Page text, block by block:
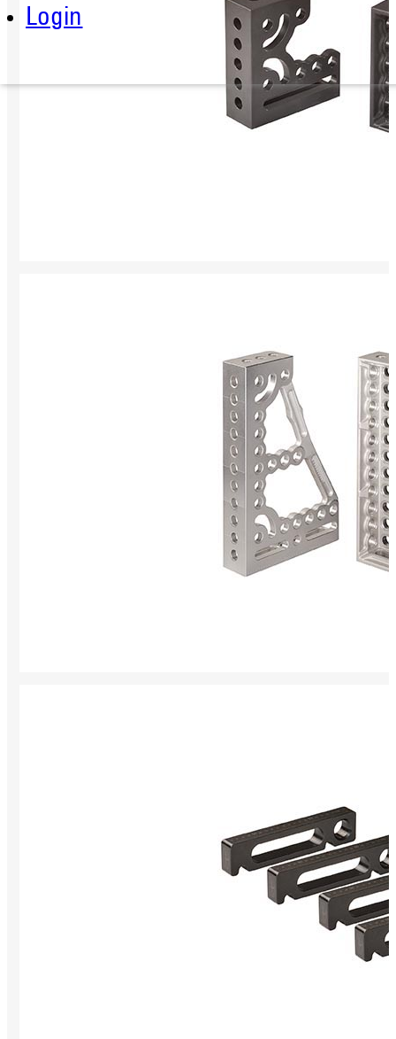
Login